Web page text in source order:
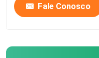
Fale Conosco